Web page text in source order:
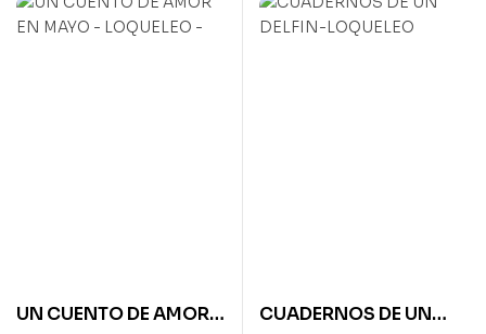
UN CUENTO DE AMOR
CUADERNOS DE UN